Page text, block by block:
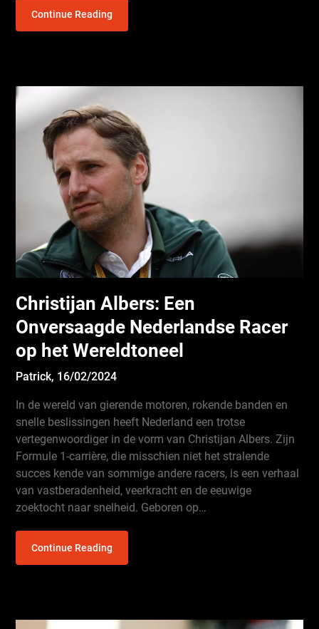
Continue Reading
Christijan Albers: Een
Onversaagde Nederlandse Racer
op het Wereldtoneel
Patrick, 16/02/2024
In de wereld van gierende motoren, rokende banden en
snelle beslissingen heeft Nederland een trotse
vertegenwoordiger in de vorm van Christijan Albers. Zijn
Formule 1-carrière, die misschien niet het stralende
succes kende van sommige andere racers, is een verhaal
van vastberadenheid, veerkracht en de eeuwige
zoektocht naar snelheid. Geboren op…
Continue Reading